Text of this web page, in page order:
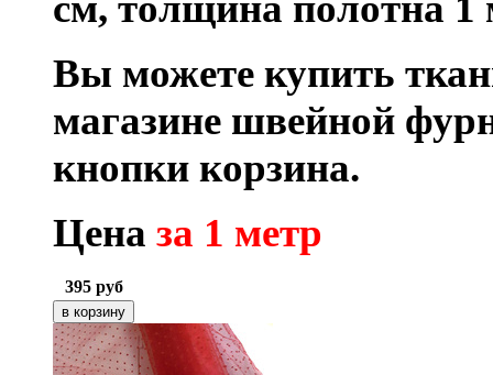
Вы можете купить
магазине швейной
кнопки корзина.
Цена за 1 метр
395 руб